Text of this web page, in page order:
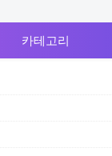
카테고리